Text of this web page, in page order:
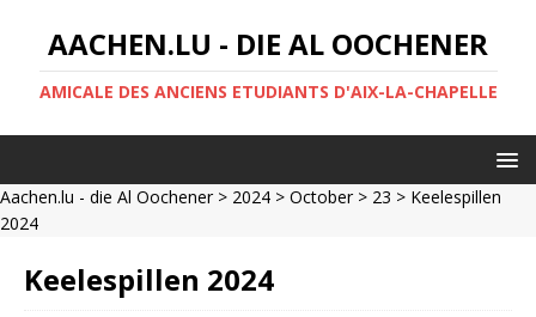
AACHEN.LU - DIE AL OOCHENER
AMICALE DES ANCIENS ETUDIANTS D'AIX-LA-CHAPELLE
Aachen.lu - die Al Oochener> 2024 > October> 23 > Keelespillen
2024
Keelespillen 2024